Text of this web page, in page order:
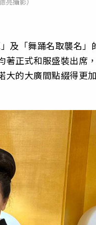
及「舞踊名取襲名」
著正式和服盛裝出席
大的大廣間點綴得更